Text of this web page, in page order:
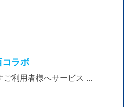
コラボ
ご利用者様へサービス ...